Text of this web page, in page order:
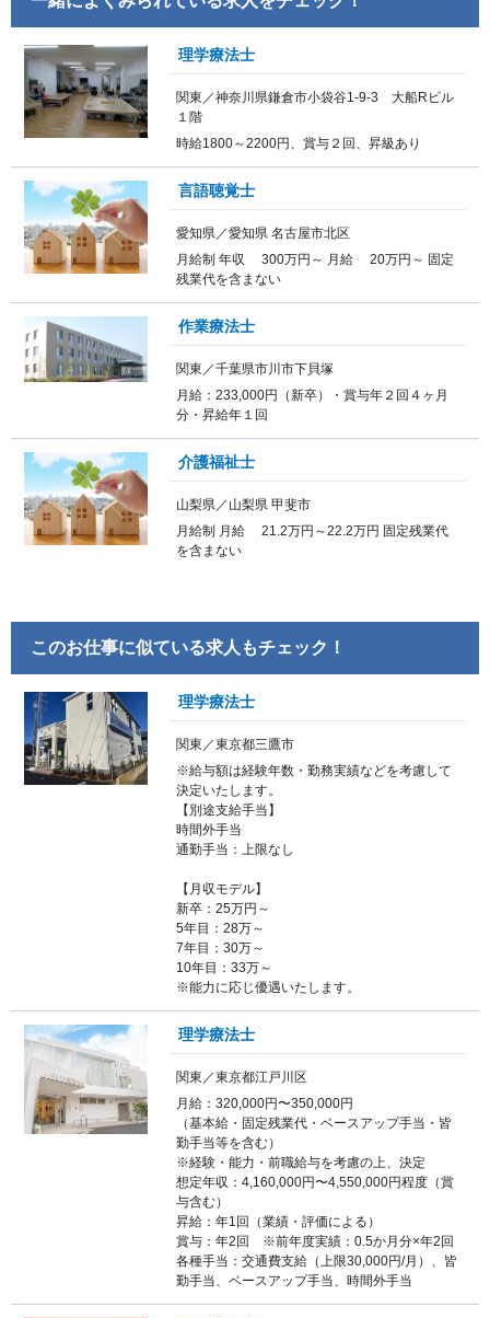
理学療法士
関東／神奈川県鎌倉市小袋谷1-9-3 大船Rビル
１階
時給1800～2200円、賞与２回、昇級あり
言語聴覚士
愛知県／愛知県 名古屋市北区
月給制 年収 300万円～ 月給 20万円～ 固定
残業代を含まない
作業療法士
関東／千葉県市川市下貝塚
月給：233,000円（新卒）・賞与年２回４ヶ月
分・昇給年１回
介護福祉士
山梨県／山梨県 甲斐市
月給制 月給 21.2万円～22.2万円 固定残業代
を含まない
このお仕事に似ている求人もチェック！
理学療法士
関東／東京都三鷹市
※給与額は経験年数・勤務実績などを考慮して
決定いたします。
【別途支給手当】
時間外手当
通勤手当：上限なし
【月収モデル】
新卒：25万円～
5年目：28万～
7年目：30万～
10年目：33万～
※能力に応じ優遇いたします。
理学療法士
関東／東京都江戸川区
月給：320,000円〜350,000円
（基本給・固定残業代・ベースアップ手当・皆
勤手当等を含む）
※経験・能力・前職給与を考慮の上、決定
想定年収：4,160,000円〜4,550,000円程度（賞
与含む）
昇給：年1回（業績・評価による）
賞与：年2回 ※前年度実績：0.5か月分×年2回
各種手当：交通費支給（上限30,000円/月）、皆
勤手当、ベースアップ手当、時間外手当